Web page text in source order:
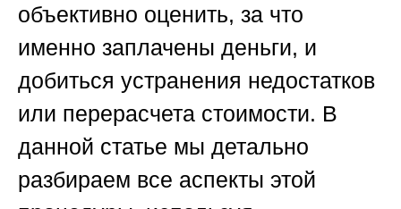
объективно оценить, за что
именно заплачены деньги, и
добиться устранения недостатков
или перерасчета стоимости. В
данной статье мы детально
разбираем все аспекты этой